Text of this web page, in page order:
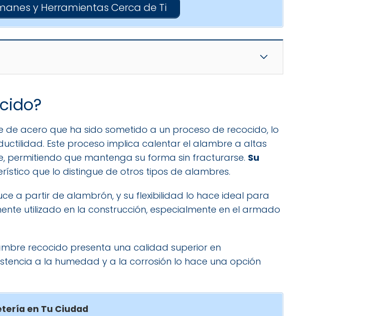
y Herramientas Cerca de Ti
acero que ha sido sometido a un proceso de recocido, lo
Este proceso implica calentar el alambre a altas
permitiendo que mantenga su forma sin fracturarse. Su
que lo distingue de otros tipos de alambres.
a partir de alambrón, y su flexibilidad lo hace ideal para
utilizado en la construcción, especialmente en el armado
recocido presenta una calidad superior en
a la humedad y a la corrosión lo hace una opción
en Tu Ciudad